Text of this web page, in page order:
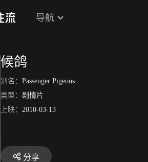
导航
候鸽
别名： Passenger Pigeons
类型： 剧情片
上映： 2010-03-13
分享